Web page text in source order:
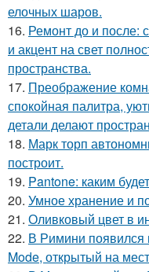
елочных шаров.
16. Ремонт до и после:
и акцент на свет
пространства.
17. Преображение
спокойная палитра,
детали делают
18. Марк торп
построит.
19. Pantone: каким
20. Умное хранение и
21. Оливковый цвет в
22. В Римини появился
Mode, открытый на